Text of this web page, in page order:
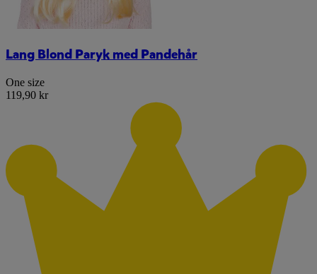
Lang Blond Paryk med Pandehår
One size
119,90 kr